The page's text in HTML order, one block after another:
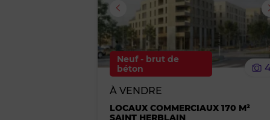
Neuf - brut de
béton
À VENDRE
LOCAUX COMMERCIAUX 170 M²
SAINT HERBLAIN